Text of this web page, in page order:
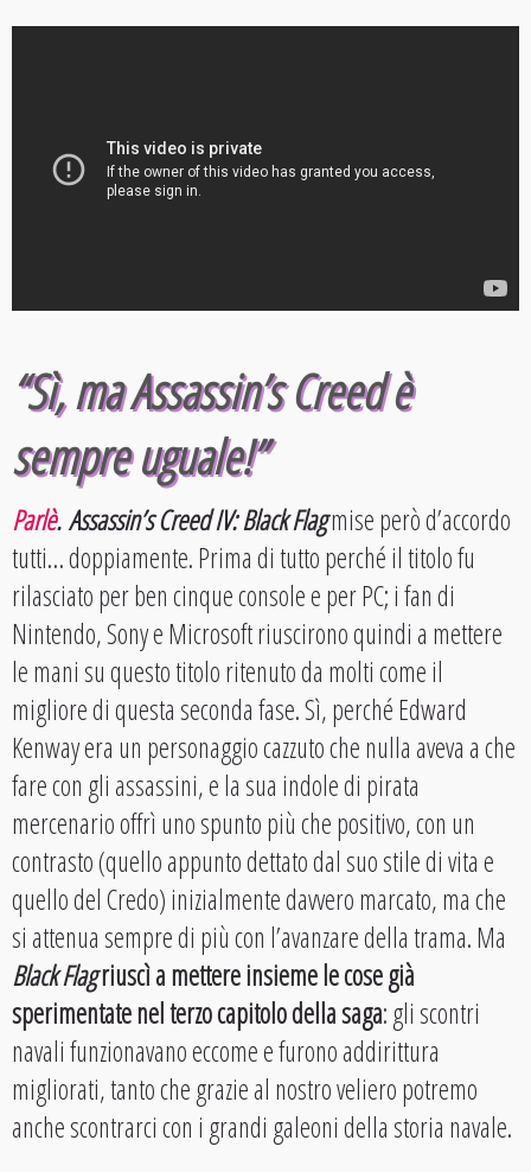
“Sì, ma Assassin’s Creed è
sempre uguale!”
Parlè.Assassin’s Creed IV: Black Flagmise però d’accordo
tutti… doppiamente. Prima di tutto perché il titolo fu
rilasciato per ben cinque console e per PC; i fan di
Nintendo, Sony e Microsoft riuscirono quindi a mettere
le mani su questo titolo ritenuto da molti come il
migliore di questa seconda fase. Sì, perché Edward
Kenway era un personaggio cazzuto che nulla aveva a che
fare con gli assassini, e la sua indole di pirata
mercenario offrì uno spunto più che positivo, con un
contrasto (quello appunto dettato dal suo stile di vita e
quello del Credo) inizialmente davvero marcato, ma che
si attenua sempre di più con l’avanzare della trama. Ma
Black Flagriuscì a mettere insieme le cose già
sperimentate nel terzo capitolo della saga: gli scontri
navali funzionavano eccome e furono addirittura
migliorati, tanto che grazie al nostro veliero potremo
anche scontrarci con i grandi galeoni della storia navale.